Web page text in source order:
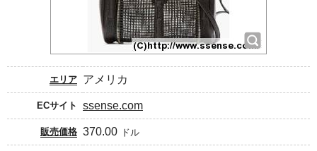
エリア アメリカ
ECサイト ssense.com
販売価格 370.00 ドル